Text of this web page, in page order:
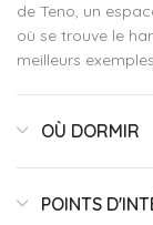
de Teno, un
où se trouve le
meilleurs
OÙ DORMIR
POINTS